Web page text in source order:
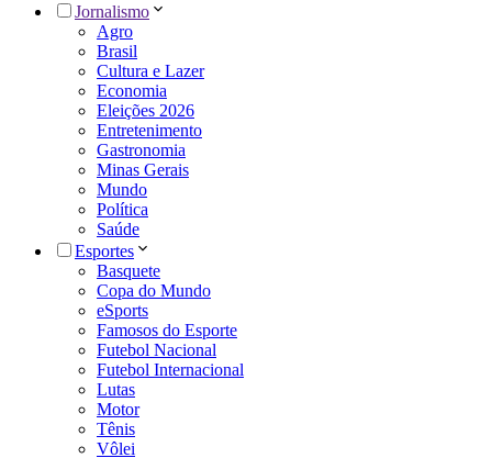
Jornalismo
Agro
Brasil
Cultura e Lazer
Economia
Eleições 2026
Entretenimento
Gastronomia
Minas Gerais
Mundo
Política
Saúde
Esportes
Basquete
Copa do Mundo
eSports
Famosos do Esporte
Futebol Nacional
Futebol Internacional
Lutas
Motor
Tênis
Vôlei